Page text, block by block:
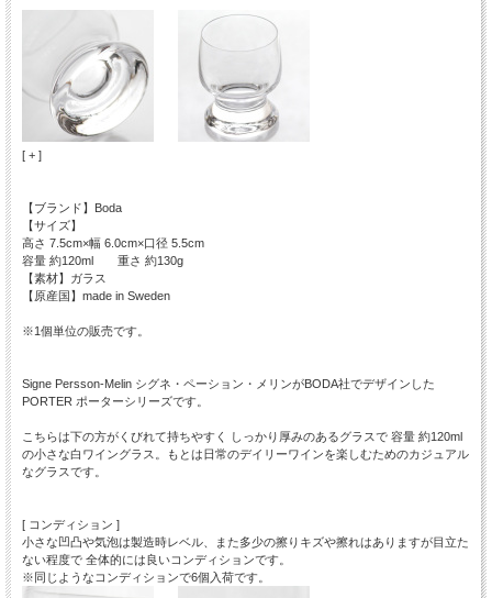
[ + ]
【ブランド】Boda
【サイズ】
高さ 7.5cm×幅 6.0cm×口径 5.5cm
容量 約120ml 重さ 約130g
【素材】ガラス
【原産国】made in Sweden
※1個単位の販売です。
Signe Persson-Melin シグネ・ペーション・メリンがBODA社でデザインした
PORTER ポーターシリーズです。
こちらは下の方がくびれて持ちやすく しっかり厚みのあるグラスで 容量 約120ml
の小さな白ワイングラス。もとは日常のデイリーワインを楽しむためのカジュアル
なグラスです。
[ コンディション ]
小さな凹凸や気泡は製造時レベル、また多少の擦りキズや擦れはありますが目立た
ない程度で 全体的には良いコンディションです。
※同じようなコンディションで6個入荷です。